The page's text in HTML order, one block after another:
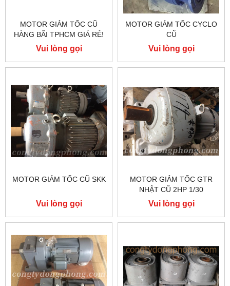
MOTOR GIẢM TỐC CŨ
HÀNG BÃI TPHCM GIÁ RẺ!
Vui lòng gọi
MOTOR GIẢM TỐC CYCLO
CŨ
Vui lòng gọi
MOTOR GIẢM TỐC CŨ SKK
Vui lòng gọi
MOTOR GIẢM TỐC GTR
NHẬT CŨ 2HP 1/30
Vui lòng gọi